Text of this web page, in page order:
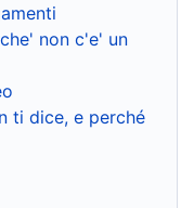
non c'e' un
ti dice, e perché